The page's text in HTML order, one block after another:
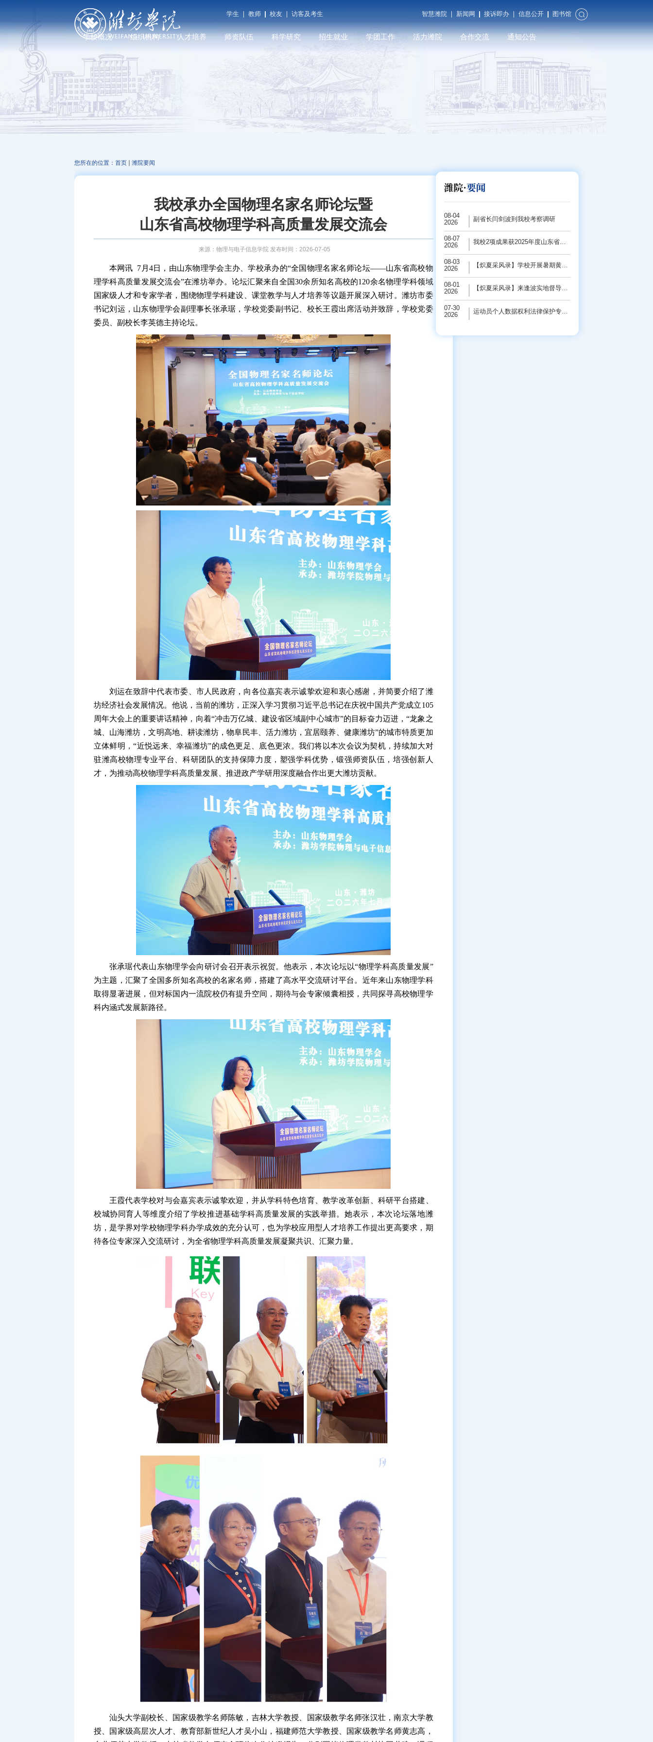
学生 教师 校友 访客及考生 智慧潍院 新闻网 接诉即办 信息公开 图书馆
学校概况
学校简介
现任领导
历任领导
发展足迹
组织机构
党政管理机构
教学机构
科研机构
教辅机构
人才培养
继续教育、职业教育
师资队伍
人才招聘
科学研究
学术期刊
科研成果
科技服务
招生就业
本科招生
就业信息
研究生招生
学团工作
共青团（创新创业学
院...
活力潍院 合作交流
合作发展
对外交流
潍院校友
通知公告
您所在的位置： 首页 潍院要闻
我校承办全国物理名家名师论坛暨
山东省高校物理学科高质量发展交流会
来源：物理与电子信息学院 发布时间：2026-07-05
本网讯 7月4日，由山东物理学会主办、学校承办的“全国物理名家名师论坛——山东省高校物
理学科高质量发展交流会”在潍坊举办。论坛汇聚来自全国30余所知名高校的120余名物理学科领域
国家级人才和专家学者，围绕物理学科建设、课堂教学与人才培养等议题开展深入研讨。潍坊市委
书记刘运，山东物理学会副理事长张承琚，学校党委副书记、校长王霞出席活动并致辞，学校党委
委员、副校长李英德主持论坛。
刘运在致辞中代表市委、市人民政府，向各位嘉宾表示诚挚欢迎和衷心感谢，并简要介绍了潍
坊经济社会发展情况。他说，当前的潍坊，正深入学习贯彻习近平总书记在庆祝中国共产党成立105
周年大会上的重要讲话精神，向着“冲击万亿城、建设省区域副中心城市”的目标奋力迈进，“龙象之
城、山海潍坊，文明高地、耕读潍坊，物阜民丰、活力潍坊，宜居颐养、健康潍坊”的城市特质更加
立体鲜明，“近悦远来、幸福潍坊”的成色更足、底色更浓。我们将以本次会议为契机，持续加大对
驻潍高校物理专业平台、科研团队的支持保障力度，塑强学科优势，锻强师资队伍，培强创新人
才，为推动高校物理学科高质量发展、推进政产学研用深度融合作出更大潍坊贡献。
张承琚代表山东物理学会向研讨会召开表示祝贺。他表示，本次论坛以“物理学科高质量发展”
为主题，汇聚了全国多所知名高校的名家名师，搭建了高水平交流研讨平台。近年来山东物理学科
取得显著进展，但对标国内一流院校仍有提升空间，期待与会专家倾囊相授，共同探寻高校物理学
科内涵式发展新路径。
王霞代表学校对与会嘉宾表示诚挚欢迎，并从学科特色培育、教学改革创新、科研平台搭建、
校城协同育人等维度介绍了学校推进基础学科高质量发展的实践举措。她表示，本次论坛落地潍
坊，是学界对学校物理学科办学成效的充分认可，也为学校应用型人才培养工作提出更高要求，期
待各位专家深入交流研讨，为全省物理学科高质量发展凝聚共识、汇聚力量。
汕头大学副校长、国家级教学名师陈敏，吉林大学教授、国家级教学名师张汉壮，南京大学教
授、国家级高层次人才、教育部新世纪人才吴小山，福建师范大学教授、国家级教学名师黄志高，
08-04
2026
副省长闫剑波到我校考察调研
08-07
2026
我校2项成果获2025年度山东省科学技术奖
08-03
2026
【炽夏采风录】学校开展暑期黄河保护“三下...
08-01
2026
【炽夏采风录】来逢波实地督导检查校园基础...
07-30
2026
运动员个人数据权利法律保护专题研讨会在学...